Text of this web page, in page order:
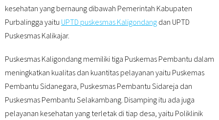
kesehatan yang bernaung dibawah Pemerintah Kabupaten
Purbalingga yaitu UPTD puskesmas Kaligondang dan UPTD
Puskesmas Kalikajar.
Puskesmas Kaligondang memiliki tiga Puskemas Pembantu dalam
meningkatkan kualitas dan kuantitas pelayanan yaitu Puskemas
Pembantu Sidanegara, Puskesmas Pembantu Sidareja dan
Puskesmas Pembantu Selakambang. Disamping itu ada juga
pelayanan kesehatan yang terletak di tiap desa, yaitu Poliklinik